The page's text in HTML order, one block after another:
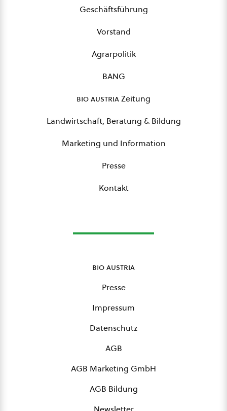
Geschäftsführung
Vorstand
Agrarpolitik
BANG
bio austriaZeitung
Landwirtschaft, Beratung & Bildung
Marketing und Information
Presse
Kontakt
bio austria
Presse
Impressum
Datenschutz
AGB
AGB Marketing GmbH
AGB Bildung